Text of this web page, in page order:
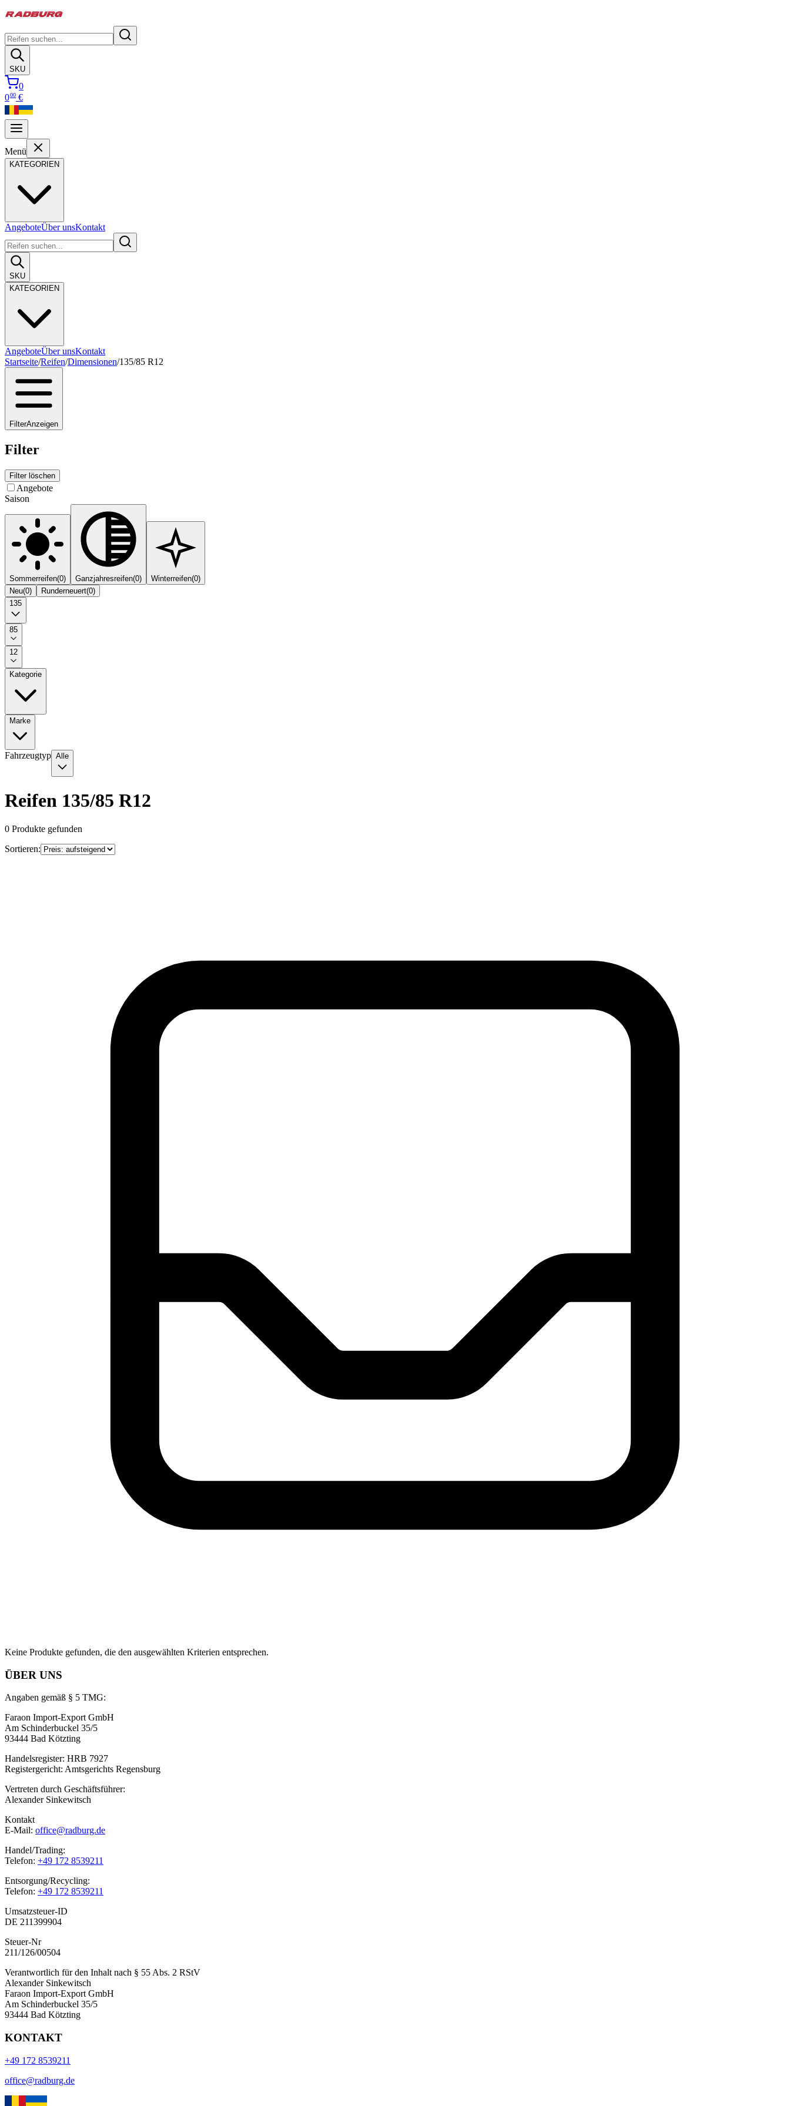
SKU
0
000 €
Menü
KATEGORIEN
AngeboteÜber unsKontakt
SKU
KATEGORIEN
AngeboteÜber unsKontakt
Startseite/Reifen/Dimensionen/135/85 R12
FilterAnzeigen
Filter
Filter löschen
Angebote
Saison
Sommerreifen(0) Ganzjahresreifen(0) Winterreifen(0)
Neu(0) Runderneuert(0)
135
85
12
Kategorie
Marke
Fahrzeugtyp Alle
Reifen 135/85 R12
0 Produkte gefunden
Sortieren:
Keine Produkte gefunden, die den ausgewählten Kriterien entsprechen.
ÜBER UNS
Angaben gemäß § 5 TMG:
Faraon Import-Export GmbH
Am Schinderbuckel 35/5
93444 Bad Kötzting
Handelsregister: HRB 7927
Registergericht: Amtsgerichts Regensburg
Vertreten durch Geschäftsführer:
Alexander Sinkewitsch
Kontakt
E-Mail: office@radburg.de
Handel/Trading:
Telefon: +49 172 8539211
Entsorgung/Recycling:
Telefon: +49 172 8539211
Umsatzsteuer-ID
DE 211399904
Steuer-Nr
211/126/00504
Verantwortlich für den Inhalt nach § 55 Abs. 2 RStV
Alexander Sinkewitsch
Faraon Import-Export GmbH
Am Schinderbuckel 35/5
93444 Bad Kötzting
KONTAKT
+49 172 8539211
office@radburg.de